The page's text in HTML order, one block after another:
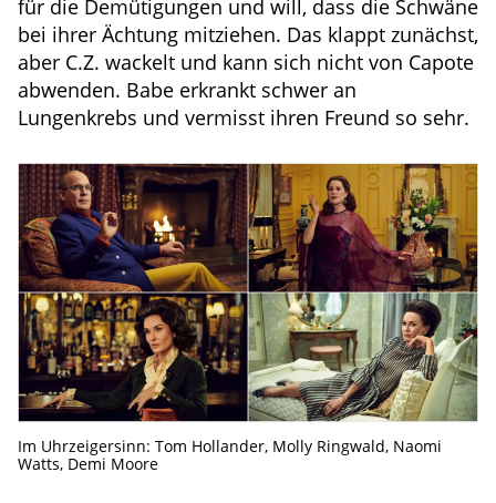
für die Demütigungen und will, dass die Schwäne
bei ihrer Ächtung mitziehen. Das klappt zunächst,
aber C.Z. wackelt und kann sich nicht von Capote
abwenden. Babe erkrankt schwer an
Lungenkrebs und vermisst ihren Freund so sehr.
Im Uhrzeigersinn: Tom Hollander, Molly Ringwald, Naomi
Watts, Demi Moore